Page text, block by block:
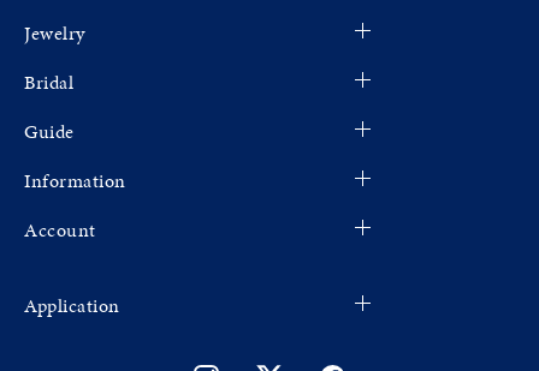
Jewelry
Bridal
Guide
Information
Account
Application